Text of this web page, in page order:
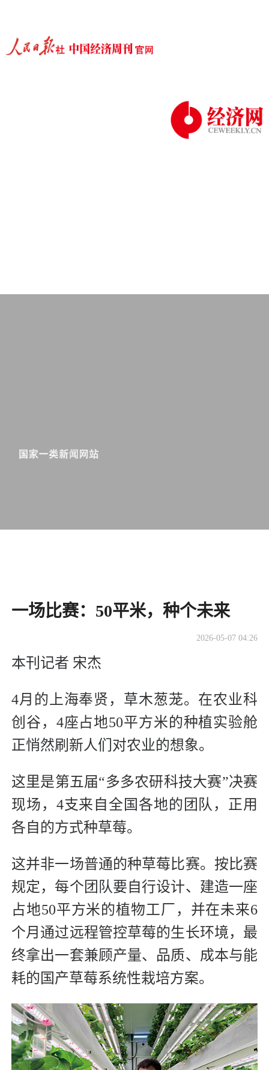
一场比赛：50平米，种个未来
2026-05-07 04:26
本刊记者 宋杰
4月的上海奉贤，草木葱茏。在农业科
创谷，4座占地50平方米的种植实验舱
正悄然刷新人们对农业的想象。
这里是第五届“多多农研科技大赛”决赛
现场，4支来自全国各地的团队，正用
各自的方式种草莓。
这并非一场普通的种草莓比赛。按比赛
规定，每个团队要自行设计、建造一座
占地50平方米的植物工厂，并在未来6
个月通过远程管控草莓的生长环境，最
终拿出一套兼顾产量、品质、成本与能
耗的国产草莓系统性栽培方案。